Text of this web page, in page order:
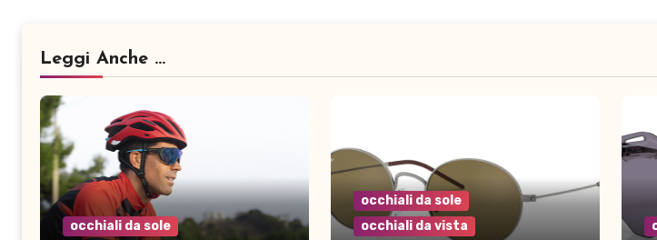
Leggi Anche ...
occhiali da sole
occhiali da sole
occhiali da vista